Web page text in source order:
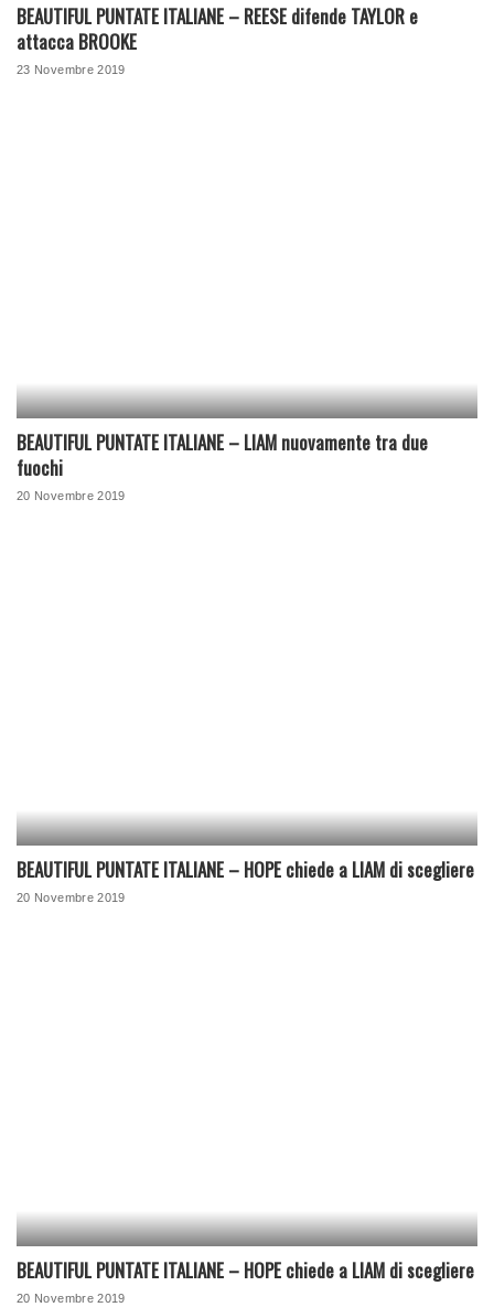
BEAUTIFUL PUNTATE ITALIANE – REESE difende TAYLOR e
attacca BROOKE
23 Novembre 2019
BEAUTIFUL PUNTATE ITALIANE – LIAM nuovamente tra due
fuochi
20 Novembre 2019
BEAUTIFUL PUNTATE ITALIANE – HOPE chiede a LIAM di scegliere
20 Novembre 2019
BEAUTIFUL PUNTATE ITALIANE – HOPE chiede a LIAM di scegliere
20 Novembre 2019